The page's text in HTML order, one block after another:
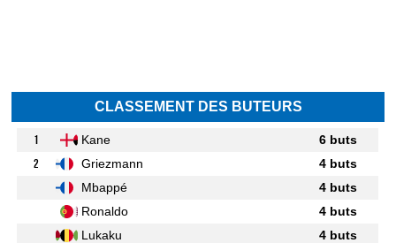
CLASSEMENT DES BUTEURS
1 Kane
6 buts
2
Griezmann
4 buts
Mbappé
4 buts
Ronaldo
4 buts
Lukaku
4 buts